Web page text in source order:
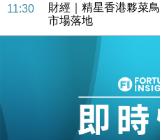
11:30
財經｜精星香港夥菜
市場落地
地產｜大酒店中期轉
國際｜特朗普赴洛杉
財經｜香港7月PMI回